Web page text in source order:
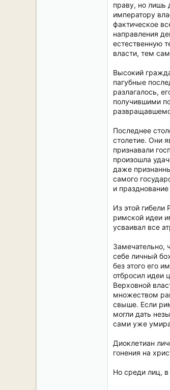
праву, но лишь
императору
фактическое
направления
естественную
власти, тем
Высокий
пагубные
разлагалось,
получившими
Последнее
столетие. Они
признавали
произошла
даже
самого
и
Из этой
римской идеи
усваивал все
Замечательно,
себе личный
без этого его
отбросил идеи
Верховной
множеством
свыше. Если
могли дать
сами уже
Диоклетиан
гонения на
Но среди лиц,